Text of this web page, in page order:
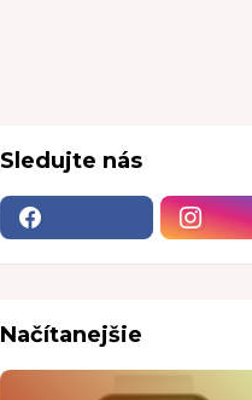
Sledujte nás
Načítanejšie